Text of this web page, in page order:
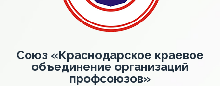
Союз «Краснодарское краевое
объединение организаций
профсоюзов»